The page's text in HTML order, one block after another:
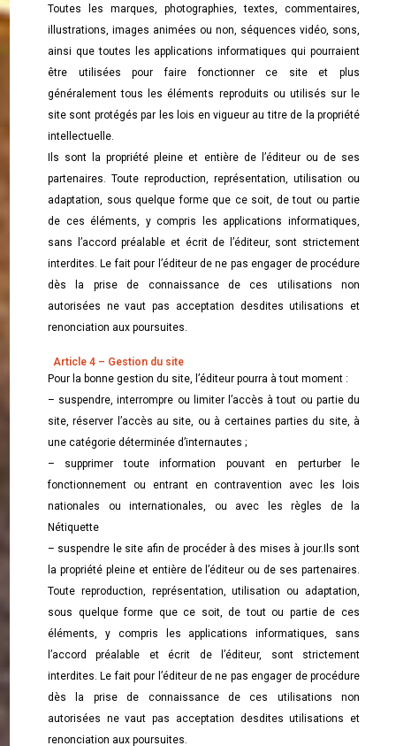
Toutes les marques, photographies, textes, commentaires,
illustrations, images animées ou non, séquences vidéo, sons,
ainsi que toutes les applications informatiques qui pourraient
être utilisées pour faire fonctionner ce site et plus
généralement tous les éléments reproduits ou utilisés sur le
site sont protégés par les lois en vigueur au titre de la propriété
intellectuelle.
Ils sont la propriété pleine et entière de l’éditeur ou de ses
partenaires. Toute reproduction, représentation, utilisation ou
adaptation, sous quelque forme que ce soit, de tout ou partie
de ces éléments, y compris les applications informatiques,
sans l’accord préalable et écrit de l’éditeur, sont strictement
interdites. Le fait pour l’éditeur de ne pas engager de procédure
dès la prise de connaissance de ces utilisations non
autorisées ne vaut pas acceptation desdites utilisations et
renonciation aux poursuites.
Article 4 – Gestion du site
Pour la bonne gestion du site, l’éditeur pourra à tout moment :
– suspendre, interrompre ou limiter l’accès à tout ou partie du
site, réserver l’accès au site, ou à certaines parties du site, à
une catégorie déterminée d’internautes ;
– supprimer toute information pouvant en perturber le
fonctionnement ou entrant en contravention avec les lois
nationales ou internationales, ou avec les règles de la
Nétiquette
– suspendre le site afin de procéder à des mises à jour.Ils sont
la propriété pleine et entière de l’éditeur ou de ses partenaires.
Toute reproduction, représentation, utilisation ou adaptation,
sous quelque forme que ce soit, de tout ou partie de ces
éléments, y compris les applications informatiques, sans
l’accord préalable et écrit de l’éditeur, sont strictement
interdites. Le fait pour l’éditeur de ne pas engager de procédure
dès la prise de connaissance de ces utilisations non
autorisées ne vaut pas acceptation desdites utilisations et
renonciation aux poursuites.